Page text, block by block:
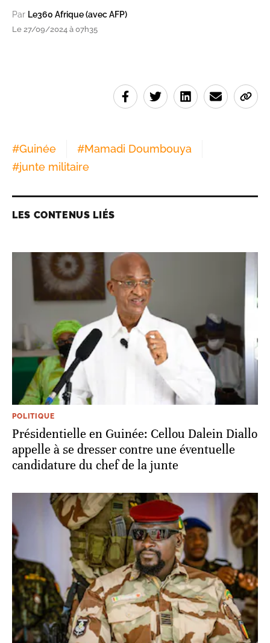
Par Le360 Afrique (avec AFP)
Le 27/09/2024 à 07h35
#Guinée #Mamadi Doumbouya
#junte militaire
LES CONTENUS LIÉS
POLITIQUE
Présidentielle en Guinée: Cellou Dalein Diallo
appelle à se dresser contre une éventuelle
candidature du chef de la junte